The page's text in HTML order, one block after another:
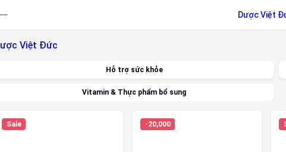
Dược Việt
Việt Đức
Hỗ trợ sức khỏe
Vitamin & Thực phẩm bổ sung
Sale -20,000